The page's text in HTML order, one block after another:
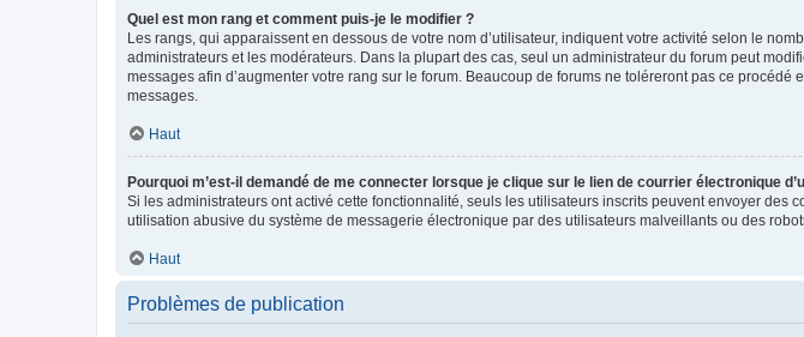
Quel est mon rang et comment puis-je le modifier ?
Les rangs, qui apparaissent en dessous de votre nom d’utilisateur, indiquent votre activité selon le
administrateurs et les modérateurs. Dans la plupart des cas, seul un administrateur du forum peut
messages afin d’augmenter votre rang sur le forum. Beaucoup de forums ne toléreront pas ce
messages.
Haut
Pourquoi m’est-il demandé de me connecter lorsque je clique sur le lien de courrier électronique
Si les administrateurs ont activé cette fonctionnalité, seuls les utilisateurs inscrits peuvent envoyer
utilisation abusive du système de messagerie électronique par des utilisateurs malveillants ou des
Haut
Problèmes de publication